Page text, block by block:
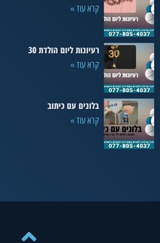
קרא עוד »
רעיונות ליום הולדת 30
קרא עוד »
בלונים עם כיתוב
קרא עוד »